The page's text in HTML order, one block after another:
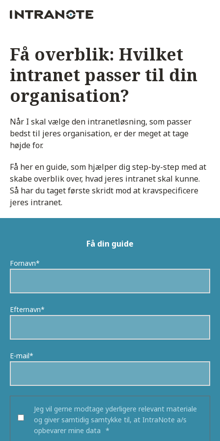
Få overblik: Hvilket
intranet passer til din
organisation?
Når I skal vælge den intranetløsning, som passer
bedst til jeres organisation, er der meget at tage
højde for.
Få her en guide, som hjælper dig step-by-step med at
skabe overblik over, hvad jeres intranet skal kunne.
Så har du taget første skridt mod at kravspecificere
jeres intranet.
Få din guide
Fornavn*
Efternavn*
E-mail*
Jeg vil gerne modtage yderligere relevant materiale
og giver samtidig samtykke til, at IntraNote a/s
opbevarer mine data *